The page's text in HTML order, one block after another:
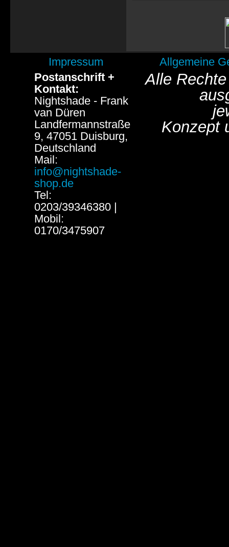
Impressum
Allgemeine
Postanschrift +
Kontakt:
Nightshade - Frank
van Düren
Landfermannstraße
9, 47051 Duisburg,
Deutschland
Mail:
info@nightshade-
shop.de
Tel:
0203/39346380 |
Mobil:
0170/3475907
Alle
Konzept